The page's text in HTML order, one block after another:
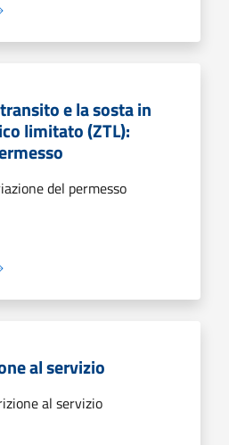
e la sosta in
limitato (ZTL):
del permesso
al servizio
al servizio